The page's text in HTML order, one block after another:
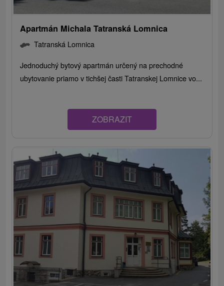
Apartmán Michala Tatranská Lomnica
Tatranská Lomnica
Jednoduchý bytový apartmán určený na prechodné
ubytovanie priamo v tichšej časti Tatranskej Lomnice vo...
ZOBRAZIT